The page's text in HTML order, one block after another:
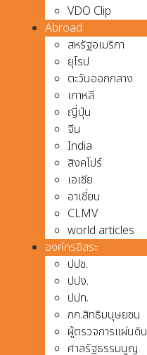
VDO Clip
Abroad
สหรัฐอเมริกา
ยุโรป
ตะวันออกกลาง
เกาหลี
ญี่ปุ่น
จีน
India
สิงคโปร์
เอเชีย
อาเชี่ยน
CLMV
world articles
องค์กรอิสระ
ปปช.
ปปง.
ปปท.
กก.สิทธิมนุษยชน
ผู้ตรวจการแผ่นดิน
ศาลรัฐธรรมนูญ